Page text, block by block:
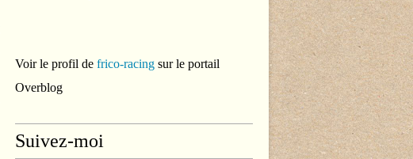
Voir le profil de frico-racing sur le portail
Overblog
Suivez-moi